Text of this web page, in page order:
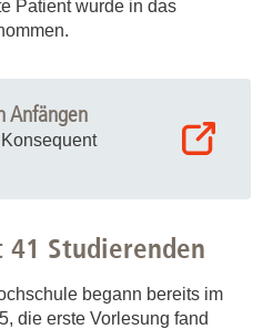
Patient wurde in das
Anfängen
Studierenden
begann bereits im
die erste Vorlesung fand